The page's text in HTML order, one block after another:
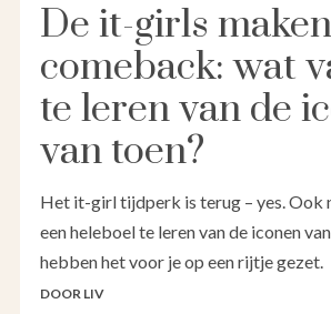
De it-girls
comeback: wat
te leren van de
van toen?
Het it-girl tijdperk is terug – yes. Ook
een heleboel te leren van de iconen
hebben het voor je op een rijtje gezet.
DOOR LIV